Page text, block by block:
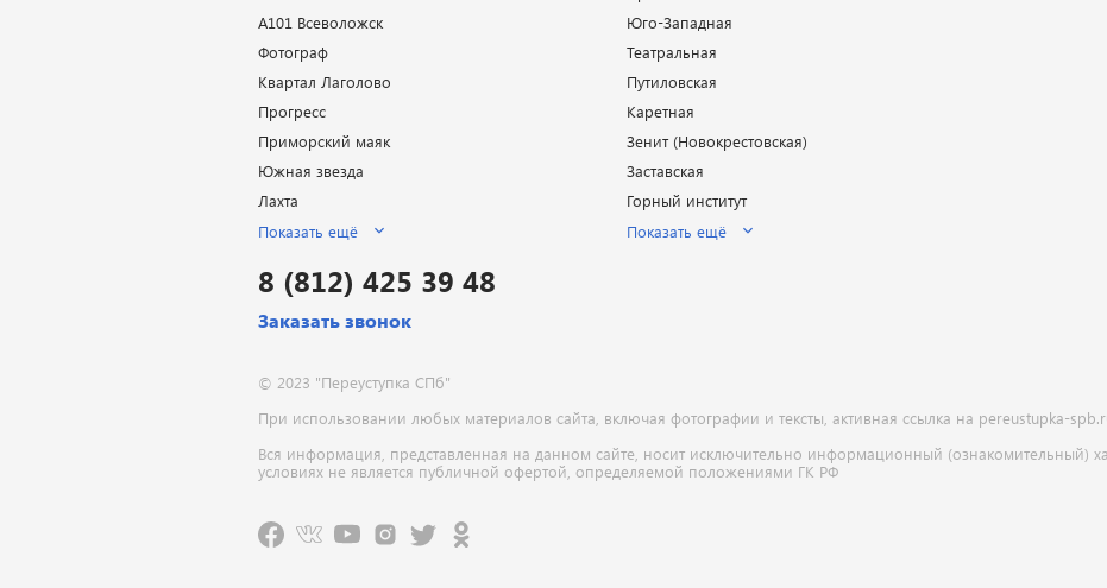
8 (812) 425 39 48
Заказать звонок
© 2023 "Переуступка СПб"
При использовании любых материалов сайта, включая фотографии и тексты, активная ссылка на pereustupka-
Вся информация, представленная на данном сайте, носит исключительно информационный (ознакомительный)
условиях не является публичной офертой, определяемой положениями ГК РФ
А101 Всеволожск
Фотограф
Квартал Лаголово
Прогресс
Приморский маяк
Южная звезда
Лахта
Показать ещё
Юго-Западная
Театральная
Путиловская
Каретная
Зенит (Новокрестовская)
Заставская
Горный институт
Показать ещё